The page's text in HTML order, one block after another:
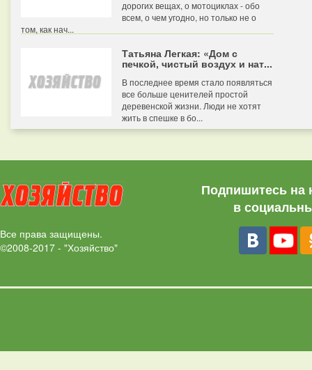
дорогих вещах, о мотоциклах - обо
всем, о чем угодно, но только не о
том, как нач...
Татьяна Легкая: «Дом с
печкой, чистый воздух и нат...
В последнее время стало появляться
все больше ценителей простой
деревенской жизни. Люди не хотят
жить в спешке в бо...
Все права защищены.
©2008-2017 - "Хозяйство"
Подпишитесь на
в